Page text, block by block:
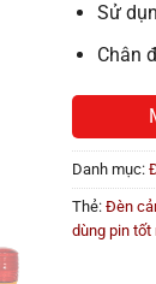
Sử
Chân
Danh mục:
Thẻ: Đèn
dùng pin tốt